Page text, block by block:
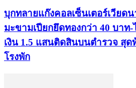
บุกทลายแก๊งคอลเซ็นเตอร์เวียด
มะขามเปียกยึดทองกว่า 40 บาท
เงิน 1.5 แสนติดสินบนตำรวจ สุ
โรงพัก